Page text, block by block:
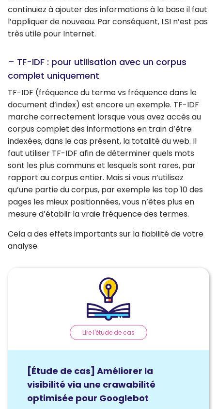
continuiez à ajouter des informations à la base il faut
l’appliquer de nouveau. Par conséquent, LSI n’est pas
très utile pour Internet.
– TF-IDF : pour utilisation avec un corpus
complet uniquement
TF-IDF (fréquence du terme vs fréquence dans le
document d’index) est encore un exemple. TF-IDF
marche correctement lorsque vous avez accès au
corpus complet des informations en train d’être
indexées, dans le cas présent, la totalité du web. Il
faut utiliser TF-IDF afin de déterminer quels mots
sont les plus communs et lesquels sont rares, par
rapport au corpus entier. Mais si vous n’utilisez
qu’une partie du corpus, par exemple les top 10 des
pages les mieux positionnées, vous n’êtes plus en
mesure d’établir la vraie fréquence des termes.
Cela a des effets importants sur la fiabilité de votre
analyse.
[Étude de cas] Améliorer la
visibilité via une crawabilité
optimisée pour Googlebot
Lire l'étude de cas